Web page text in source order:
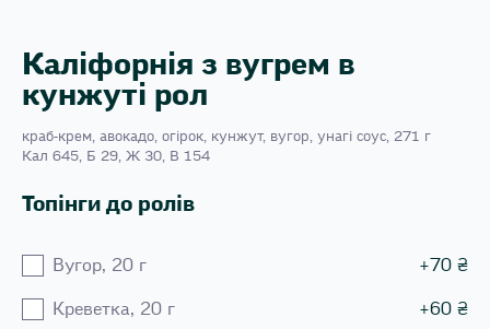
Каліфорнія з вугрем в
кунжуті рол
краб-крем, авокадо, огірок, кунжут, вугор, унагі соус, 271 г
Кал 645, Б 29, Ж 30, В 154
Топінги до ролів
Вугор, 20 г +70 ₴
Креветка, 20 г +60 ₴